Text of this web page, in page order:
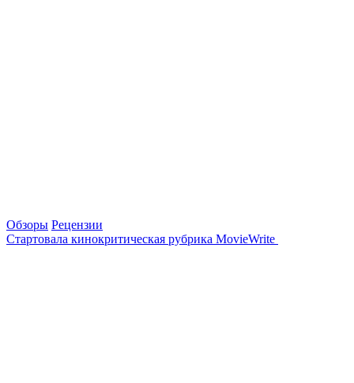
Обзоры Рецензии
Стартовала кинокритическая рубрика MovieWrite